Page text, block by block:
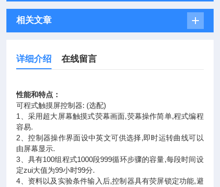
相关文章
详细介绍 在线留言
性能和特点：
可程式触摸屏控制器: (选配)
1、采用超大屏幕触摸式荧幕画面,荧幕操作简单,程式编程
容易.
2、控制器操作界面设中英文可供选择,即时运转曲线可以
由屏幕显示.
3、具有100组程式1000段999循环步骤的容量,每段时间设
定zui大值为99小时99分.
4、资料以及实验条件输入后,控制器具有荧屏锁定功能,避